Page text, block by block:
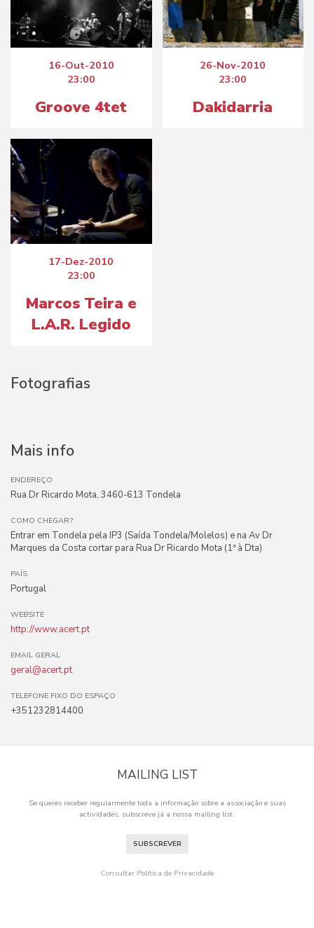
16-Out-2010
23:00
Groove 4tet
26-Nov-2010
23:00
Dakidarria
17-Dez-2010
23:00
Marcos Teira e
L.A.R. Legido
Fotografias
Mais info
ENDEREÇO
Rua Dr Ricardo Mota, 3460-613 Tondela
COMO CHEGAR?
Entrar em Tondela pela IP3 (Saída Tondela/Molelos) e na Av Dr
Marques da Costa cortar para Rua Dr Ricardo Mota (1ª à Dta)
PAÍS
Portugal
WEBSITE
http://www.acert.pt
EMAIL GERAL
geral@acert.pt
TELEFONE FIXO DO ESPAÇO
+351232814400
MAILING LIST
Se queres receber regularmente toda a informação sobre a associação e suas
actividades, subscreve já a nossa mailing list.
SUBSCREVER
Consultar Política de Privacidade